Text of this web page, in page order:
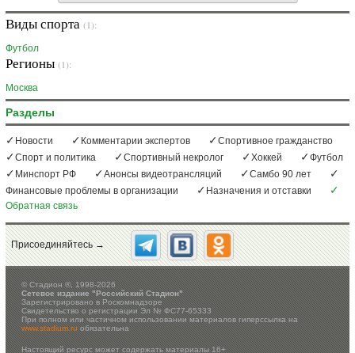
Виды спорта (1):
Футбол
Регионы (1):
Москва
Разделы
Новости Комментарии экспертов
Спортивное гражданство
Спорт и политика
Спортивный некролог Хоккей
Футбол
Минспорт РФ
Анонсы видеотрансляций
Самбо 90 лет
Финансовые проблемы в организации
Назначения и отставки
Обратная связь
Присоединяйтесь →
©Стадион ®, 1998-2026
Сетевое издание "Российский Стадион"
Зарегистрировано в Роскомнадзоре
Свидетельство о регистрации Эл № ФС77-65333
При полном или частичном использовании материалов гиперссылка на
www.stadium.ruобязательна
Настоящий ресурс может содержать материалы 16+